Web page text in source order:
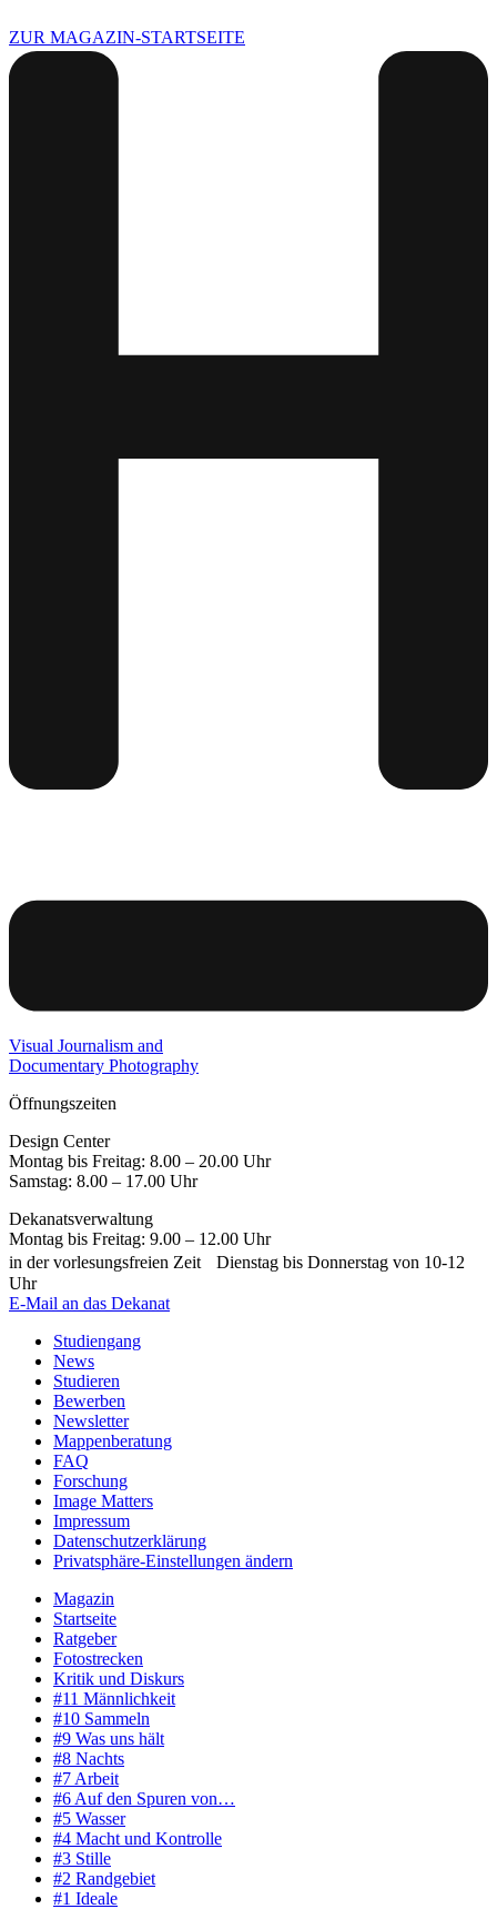
ZUR MAGAZIN-STARTSEITE
Visual Journalism and
Documentary Photography
Öffnungszeiten
Design Center
Montag bis Freitag: 8.00 – 20.00 Uhr
Samstag: 8.00 – 17.00 Uhr
Dekanatsverwaltung
Montag bis Freitag: 9.00 – 12.00 Uhr
in der vorlesungsfreien Zeit Dienstag bis Donnerstag von 10-12
Uhr
E-Mail an das Dekanat
Studiengang
News
Studieren
Bewerben
Newsletter
Mappenberatung
FAQ
Forschung
Image Matters
Impressum
Datenschutzerklärung
Privatsphäre-Einstellungen ändern
Magazin
Startseite
Ratgeber
Fotostrecken
Kritik und Diskurs
#11 Männlichkeit
#10 Sammeln
#9 Was uns hält
#8 Nachts
#7 Arbeit
#6 Auf den Spuren von…
#5 Wasser
#4 Macht und Kontrolle
#3 Stille
#2 Randgebiet
#1 Ideale